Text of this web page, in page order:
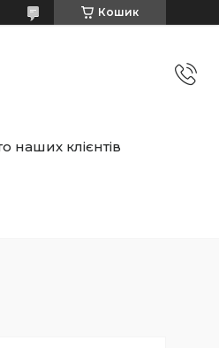
Кошик
наших клієнтів